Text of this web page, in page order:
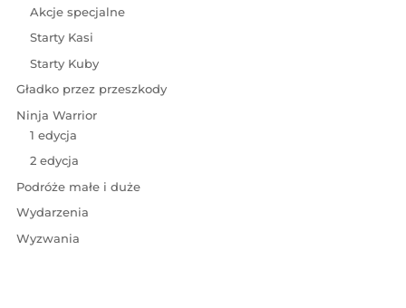
Akcje specjalne
Starty Kasi
Starty Kuby
Gładko przez przeszkody
Ninja Warrior
1 edycja
2 edycja
Podróże małe i duże
Wydarzenia
Wyzwania